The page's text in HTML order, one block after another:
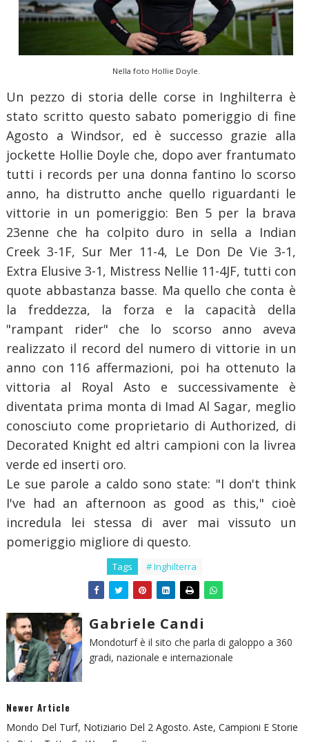
Nella foto Hollie Doyle.
Un pezzo di storia delle corse in Inghilterra è
stato scritto questo sabato pomeriggio di fine
Agosto a Windsor, ed è successo grazie alla
jockette Hollie Doyle che, dopo aver frantumato
tutti i records per una donna fantino lo scorso
anno, ha distrutto anche quello riguardanti le
vittorie in un pomeriggio: Ben 5 per la brava
23enne che ha colpito duro in sella a Indian
Creek 3-1F, Sur Mer 11-4, Le Don De Vie 3-1,
Extra Elusive 3-1, Mistress Nellie 11-4JF, tutti con
quote abbastanza basse. Ma quello che conta è
la freddezza, la forza e la capacità della
"rampant rider" che lo scorso anno aveva
realizzato il record del numero di vittorie in un
anno con 116 affermazioni, poi ha ottenuto la
vittoria al Royal Asto e successivamente è
diventata prima monta di Imad Al Sagar, meglio
conosciuto come proprietario di Authorized, di
Decorated Knight ed altri campioni con la livrea
verde ed inserti oro.
Le sue parole a caldo sono state: "I don't think
I've had an afternoon as good as this," cioè
incredula lei stessa di aver mai vissuto un
pomeriggio migliore di questo.
Tags # Inghilterra
Gabriele Candi
Mondoturf è il sito che parla di galoppo a 360
gradi, nazionale e internazionale
Newer Article
Mondo Del Turf, Notiziario Del 2 Agosto. Aste, Campioni E Storie